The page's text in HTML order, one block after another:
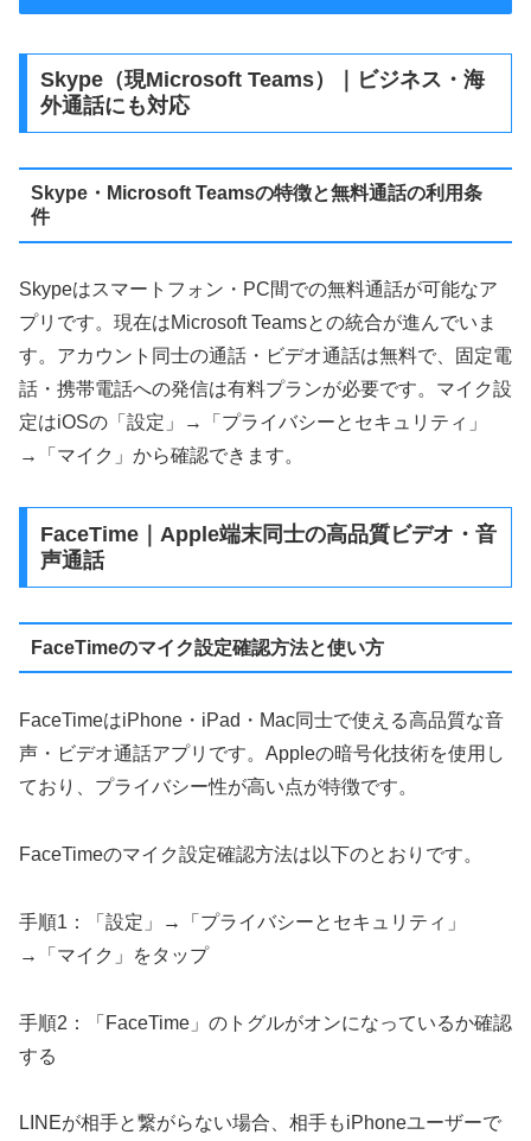
Skype（現Microsoft Teams）｜ビジネス・海
外通話にも対応
Skype・Microsoft Teamsの特徴と無料通話の利用条
件
Skypeはスマートフォン・PC間での無料通話が可能なア
プリです。現在はMicrosoft Teamsとの統合が進んでいま
す。アカウント同士の通話・ビデオ通話は無料で、固定電
話・携帯電話への発信は有料プランが必要です。マイク設
定はiOSの「設定」→「プライバシーとセキュリティ」
→「マイク」から確認できます。
FaceTime｜Apple端末同士の高品質ビデオ・音
声通話
FaceTimeのマイク設定確認方法と使い方
FaceTimeはiPhone・iPad・Mac同士で使える高品質な音
声・ビデオ通話アプリです。Appleの暗号化技術を使用し
ており、プライバシー性が高い点が特徴です。
FaceTimeのマイク設定確認方法は以下のとおりです。
手順1：「設定」→「プライバシーとセキュリティ」
→「マイク」をタップ
手順2：「FaceTime」のトグルがオンになっているか確認
する
LINEが相手と繋がらない場合、相手もiPhoneユーザーで